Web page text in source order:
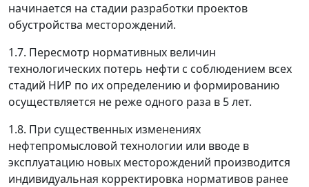
начинается на стадии разработки проектов
обустройства месторождений.
1.7. Пересмотр нормативных величин
технологических потерь нефти с соблюдением всех
стадий НИР по их определению и формированию
осуществляется не реже одного раза в 5 лет.
1.8. При существенных изменениях
нефтепромысловой технологии или вводе в
эксплуатацию новых месторождений производится
индивидуальная корректировка нормативов ранее